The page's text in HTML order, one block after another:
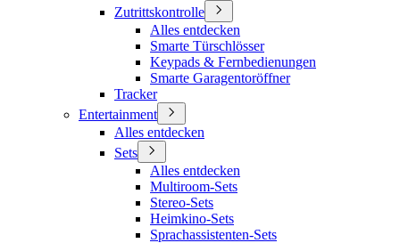
Zutrittskontrolle
Alles entdecken
Smarte Türschlösser
Keypads & Fernbedienungen
Smarte Garagentoröffner
Tracker
Entertainment
Alles entdecken
Sets
Alles entdecken
Multiroom-Sets
Stereo-Sets
Heimkino-Sets
Sprachassistenten-Sets